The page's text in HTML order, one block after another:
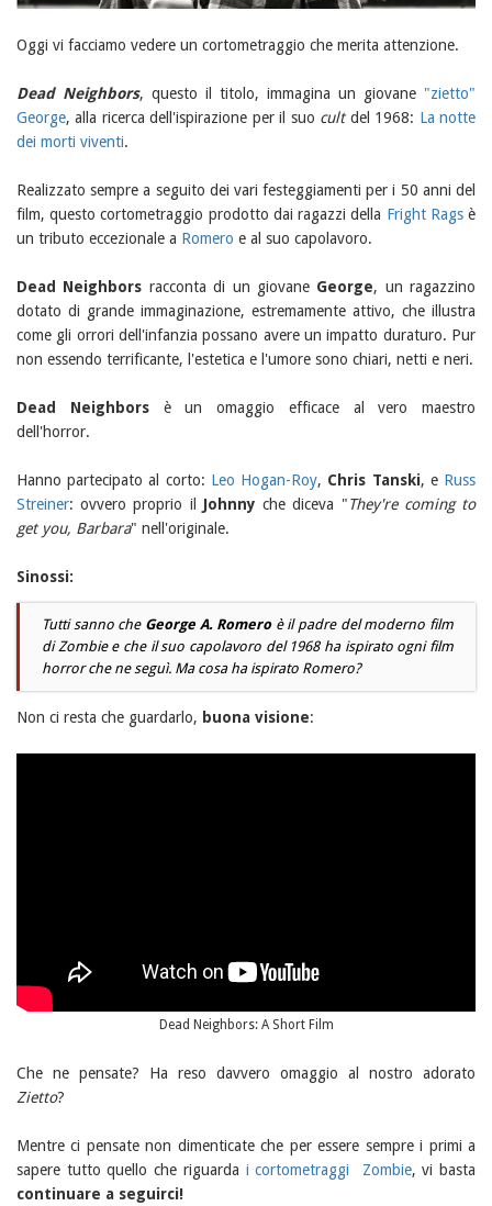
Oggi vi facciamo vedere un cortometraggio che merita attenzione.
Dead Neighbors, questo il titolo, immagina un giovane "zietto"
George, alla ricerca dell'ispirazione per il suo cultdel 1968: La notte
dei morti viventi.
Realizzato sempre a seguito dei vari festeggiamenti per i 50 anni del
film, questo cortometraggio prodotto dai ragazzi della Fright Ragsè
un tributo eccezionale a Romero e al suo capolavoro.
Dead Neighbors racconta di un giovane George, un ragazzino
dotato di grande immaginazione, estremamente attivo, che illustra
come gli orrori dell'infanzia possano avere un impatto duraturo. Pur
non essendo terrificante, l'estetica e l'umore sono chiari, netti e neri.
Dead Neighborsè un omaggio efficace al vero maestro
dell'horror.
Hanno partecipato al corto: Leo Hogan-Roy, Chris Tanski, e Russ
Streiner: ovvero proprio il Johnnyche diceva "They're coming to
get you, Barbara" nell'originale.
Sinossi:
Tutti sanno che George A. Romeroè il padre del moderno film
di Zombie e che il suo capolavoro del 1968 ha ispirato ogni film
horror che ne seguì. Ma cosa ha ispirato Romero?
Non ci resta che guardarlo, buona visione:
Dead Neighbors: A Short Film
Che ne pensate? Ha reso davvero omaggio al nostro adorato
Zietto?
Mentre ci pensate non dimenticate che per essere sempre i primi a
sapere tutto quello che riguarda i cortometraggi Zombie, vi basta
continuare a seguirci!